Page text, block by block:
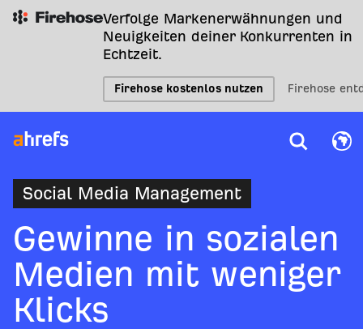
Verfolge Markenerwähnungen und
Neuigkeiten deiner Konkurrenten in
Echtzeit.
Firehose kostenlos nutzen Firehose
Social Media Management
Gewinne in sozialen
Medien mit weniger
Klicks